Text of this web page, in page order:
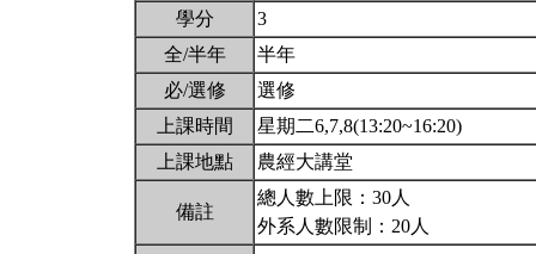
學分
3
全/半年
半年
必/選修
選修
上課時間
星期二6,7,8(13:20~16:20)
上課地點
農經大講堂
備註
總人數上限：30人
外系人數限制：20人